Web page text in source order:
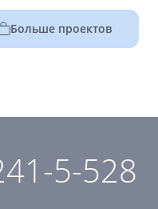
Больше проектов
5-528